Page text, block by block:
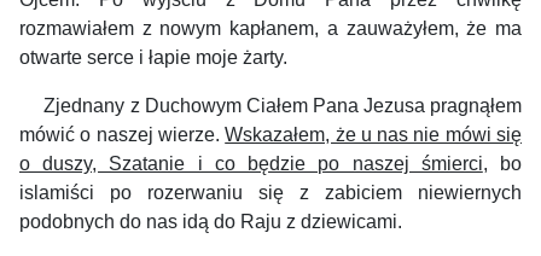
rozmawiałem z nowym kapłanem, a zauważyłem, że ma
otwarte serce i łapie moje żarty.
Zjednany z Duchowym Ciałem Pana Jezusa pragnąłem
mówić o naszej wierze.Wskazałem, że u nas nie mówi się
o duszy, Szatanie i co będzie po naszej śmierci, bo
islamiści po rozerwaniu się z zabiciem niewiernych
podobnych do nas idą do Raju z dziewicami.